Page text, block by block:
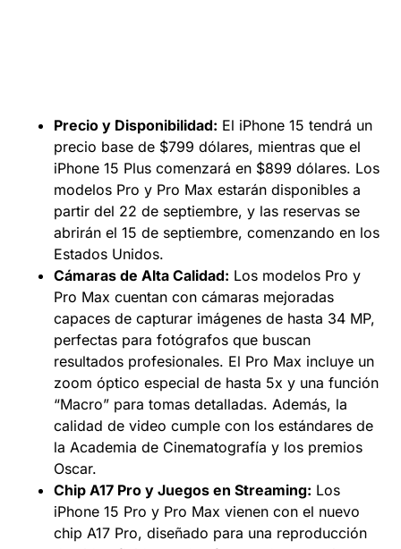
Precio y Disponibilidad: El iPhone 15 tendrá un
precio base de $799 dólares, mientras que el
iPhone 15 Plus comenzará en $899 dólares. Los
modelos Pro y Pro Max estarán disponibles a
partir del 22 de septiembre, y las reservas se
abrirán el 15 de septiembre, comenzando en los
Estados Unidos.
Cámaras de Alta Calidad: Los modelos Pro y
Pro Max cuentan con cámaras mejoradas
capaces de capturar imágenes de hasta 34 MP,
perfectas para fotógrafos que buscan
resultados profesionales. El Pro Max incluye un
zoom óptico especial de hasta 5x y una función
“Macro” para tomas detalladas. Además, la
calidad de video cumple con los estándares de
la Academia de Cinematografía y los premios
Oscar.
Chip A17 Pro y Juegos en Streaming: Los
iPhone 15 Pro y Pro Max vienen con el nuevo
chip A17 Pro, diseñado para una reproducción